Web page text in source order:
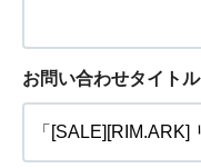
お問い合わせタイトル